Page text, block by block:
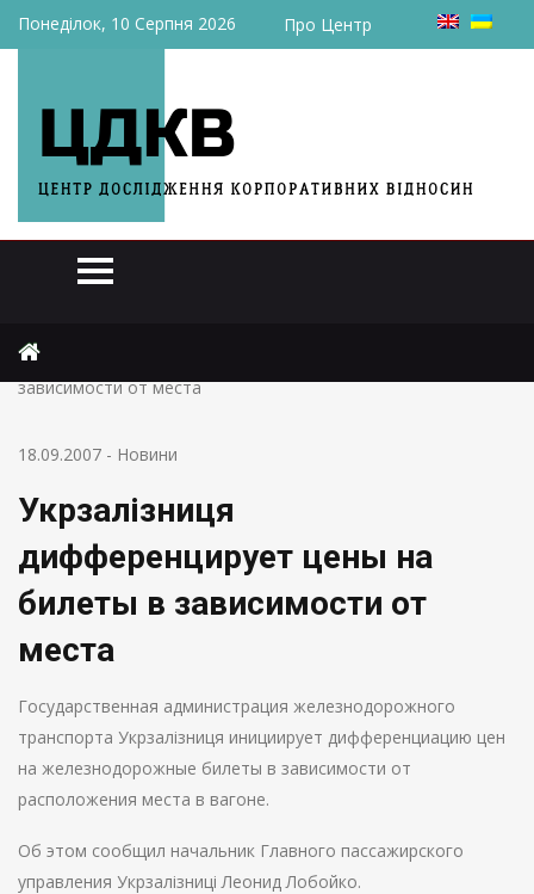
Понеділок, 10 Серпня 2026 Про Центр
Укрзалізниця дифференцирует цены на билеты в
зависимости от места
18.09.2007 - Новини
Укрзалізниця
дифференцирует цены на
билеты в зависимости от
места
Государственная администрация железнодорожного
транспорта Укрзалізниця инициирует дифференциацию цен
на железнодорожные билеты в зависимости от
расположения места в вагоне.
Об этом сообщил начальник Главного пассажирского
управления Укрзалізниці Леонид Лобойко.